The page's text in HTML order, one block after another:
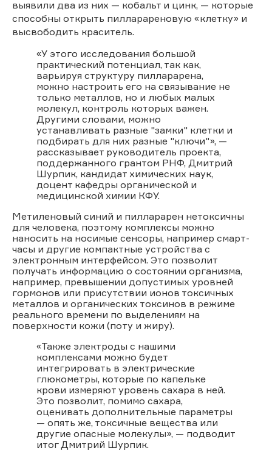
выявили два из них — кобальт и цинк, — которые
способны открыть пилларареновую «клетку» и
высвободить краситель.
«У этого исследования большой
практический потенциал, так как,
варьируя структуру пилларарена,
можно настроить его на связывание не
только металлов, но и любых малых
молекул, контроль которых важен.
Другими словами, можно
устанавливать разные "замки" клетки и
подбирать для них разные "ключи"», —
рассказывает руководитель проекта,
поддержанного грантом РНФ, Дмитрий
Шурпик, кандидат химических наук,
доцент кафедры органической и
медицинской химии КФУ.
Метиленовый синий и пилларарен нетоксичны
для человека, поэтому комплексы можно
наносить на носимые сенсоры, например смарт-
часы и другие компактные устройства с
электронным интерфейсом. Это позволит
получать информацию о состоянии организма,
например, превышении допустимых уровней
гормонов или присутствии ионов токсичных
металлов и органических токсинов в режиме
реального времени по выделениям на
поверхности кожи (поту и жиру).
«Также электроды с нашими
комплексами можно будет
интегрировать в электрические
глюкометры, которые по капельке
крови измеряют уровень сахара в ней.
Это позволит, помимо сахара,
оценивать дополнительные параметры
— опять же, токсичные вещества или
другие опасные молекулы», — подводит
итог Дмитрий Шурпик.